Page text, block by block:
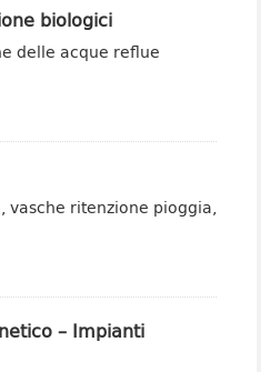
biologici
delle acque reflue
vasche ritenzione pioggia,
– Impianti